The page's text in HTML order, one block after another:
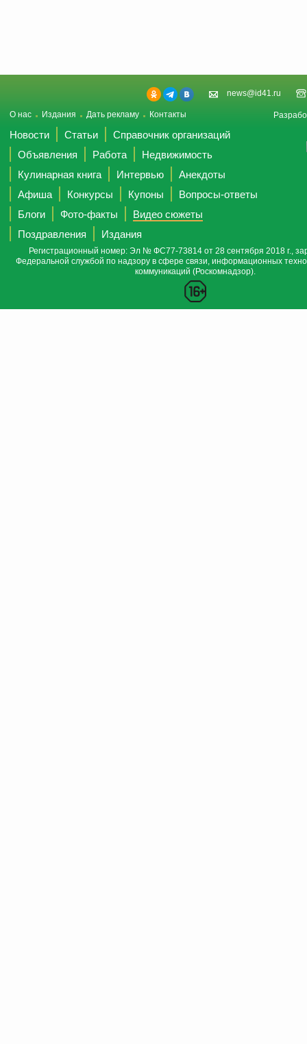
news@id41.ru
О нас Издания Дать рекламу Контакты
Новости Статьи
Справочник организаций
Объявления
Работа
Недвижимость
Кулинарная книга
Интервью
Анекдоты
Афиша
Конкурсы Купоны
Вопросы-ответы
Блоги
Фото-факты
Видео сюжеты
Поздравления
Издания
Регистрационный номер: Эл № ФС77-73814 от 28 сентября 2018 г.,
Федеральной службой по надзору в сфере связи, информационных
коммуникаций (Роскомнадзор).